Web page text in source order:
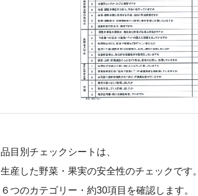
品目別チェックシートは、
生産した野菜・果実の安全性のチェックです。
６つのカテゴリー・約30項目を確認します。